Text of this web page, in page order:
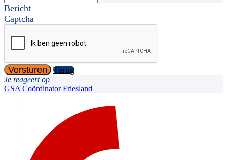
Bericht
Captcha
Versturen Terug
Je reageert op
GSA Coördinator Friesland